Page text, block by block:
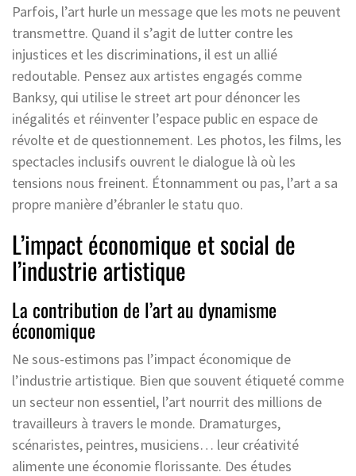
Parfois, l’art hurle un message que les mots ne peuvent
transmettre. Quand il s’agit de lutter contre les
injustices et les discriminations, il est un allié
redoutable. Pensez aux artistes engagés comme
Banksy, qui utilise le street art pour dénoncer les
inégalités et réinventer l’espace public en espace de
révolte et de questionnement. Les photos, les films, les
spectacles inclusifs ouvrent le dialogue là où les
tensions nous freinent. Étonnamment ou pas, l’art a sa
propre manière d’ébranler le statu quo.
L’impact économique et social de
l’industrie artistique
La contribution de l’art au dynamisme
économique
Ne sous-estimons pas l’impact économique de
l’industrie artistique. Bien que souvent étiqueté comme
un secteur non essentiel, l’art nourrit des millions de
travailleurs à travers le monde. Dramaturges,
scénaristes, peintres, musiciens… leur créativité
alimente une économie florissante. Des études